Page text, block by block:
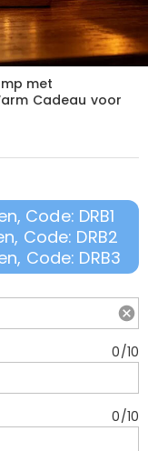
met
Cadeau voor
Code: DRB1
Code: DRB2
Code: DRB3
0/10
0/10